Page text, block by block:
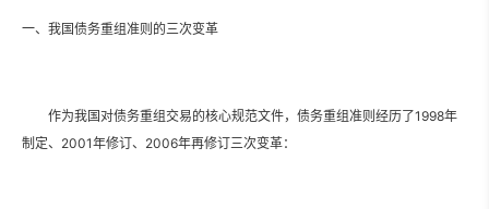
一、我国债务重组准则的三次变革
作为我国对债务重组交易的核心规范文件，债务重组准则经历了1998年
制定、2001年修订、2006年再修订三次变革：